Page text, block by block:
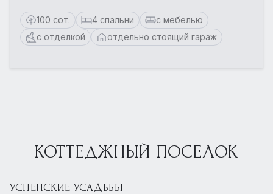
100 сот. 4 спальни
с мебелью
с отделкой
отдельно стоящий гараж
КОТТЕДЖНЫЙ ПОСЕЛОК
УСПЕНСКИЕ УСАДЬБЫ